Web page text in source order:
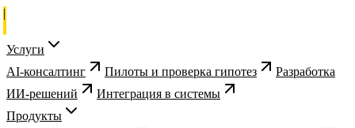
Услуги
AI-консалтинг
Пилоты и проверка гипотез
Разработка
ИИ-решений
Интеграция в системы
Продукты